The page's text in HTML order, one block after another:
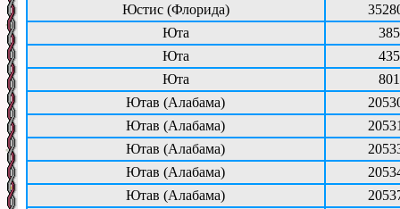
Юстис (Флорида)
Юта
385
Юта
435
Юта
801
Ютав (Алабама)
Ютав (Алабама)
Ютав (Алабама)
Ютав (Алабама)
Ютав (Алабама)